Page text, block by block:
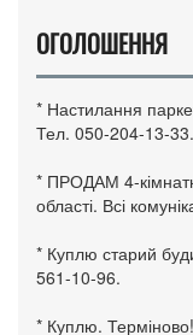
ОГОЛОШЕННЯ
* Настилання
Тел. 050-204-13-33.
* ПРОДАМ 4-
області. Всі
* Куплю старий
561-10-96.
* Куплю. Терміново!